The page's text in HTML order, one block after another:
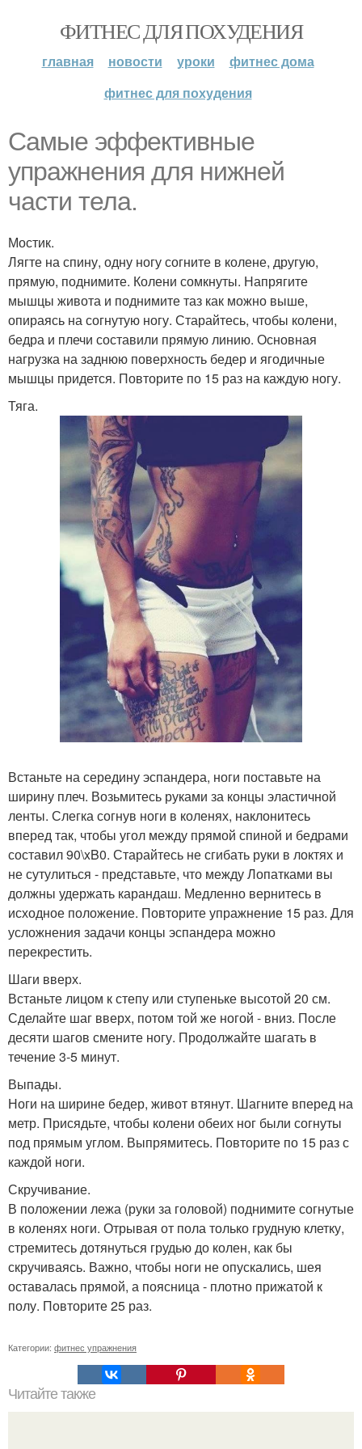
ФИТНЕС ДЛЯ ПОХУДЕНИЯ
главная новости уроки
фитнес дома
фитнес для похудения
Самые эффективные
упражнения для нижней
части тела.
Мостик.
Лягте на спину, одну ногу согните в колене, другую,
прямую, поднимите. Колени сомкнуты. Напрягите
мышцы живота и поднимите таз как можно выше,
опираясь на согнутую ногу. Старайтесь, чтобы колени,
бедра и плечи составили прямую линию. Основная
нагрузка на заднюю поверхность бедер и ягодичные
мышцы придется. Повторите по 15 раз на каждую ногу.
Тяга.
Встаньте на середину эспандера, ноги поставьте на
ширину плеч. Возьмитесь руками за концы эластичной
ленты. Слегка согнув ноги в коленях, наклонитесь
вперед так, чтобы угол между прямой спиной и бедрами
составил 90\xB0. Старайтесь не сгибать руки в локтях и
не сутулиться - представьте, что между Лопатками вы
должны удержать карандаш. Медленно вернитесь в
исходное положение. Повторите упражнение 15 раз. Для
усложнения задачи концы эспандера можно
перекрестить.
Шаги вверх.
Встаньте лицом к степу или ступеньке высотой 20 см.
Сделайте шаг вверх, потом той же ногой - вниз. После
десяти шагов смените ногу. Продолжайте шагать в
течение 3-5 минут.
Выпады.
Ноги на ширине бедер, живот втянут. Шагните вперед на
метр. Присядьте, чтобы колени обеих ног были согнуты
под прямым углом. Выпрямитесь. Повторите по 15 раз с
каждой ноги.
Скручивание.
В положении лежа (руки за головой) поднимите согнутые
в коленях ноги. Отрывая от пола только грудную клетку,
стремитесь дотянуться грудью до колен, как бы
скручиваясь. Важно, чтобы ноги не опускались, шея
оставалась прямой, а поясница - плотно прижатой к
полу. Повторите 25 раз.
Категории: фитнес упражнения
Читайте также